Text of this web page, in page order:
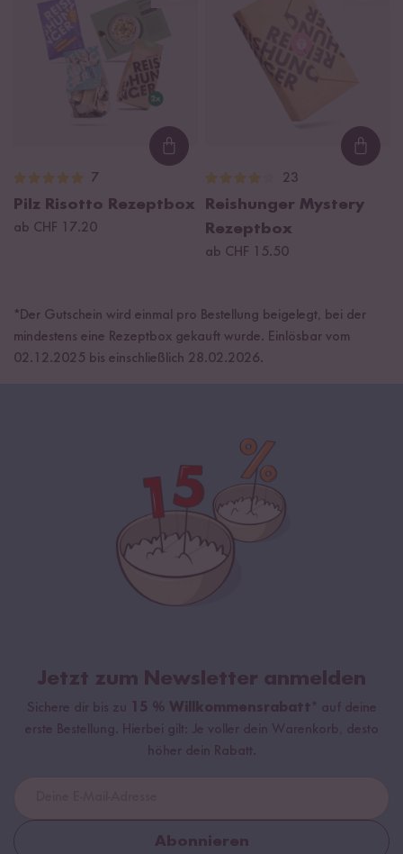
Loading...
7
Pilz Risotto Rezeptbox
ab CHF 17.20
23
Reishunger Mystery
Rezeptbox
ab CHF 15.50
*Der Gutschein wird einmal pro Bestellung beigelegt, bei der
mindestens eine Rezeptbox gekauft wurde. Einlösbar vom
02.12.2025 bis einschließlich 28.02.2026.
Jetzt zum Newsletter anmelden
Sichere dir bis zu 15 % Willkommensrabatt* auf deine
erste Bestellung. Hierbei gilt: Je voller dein Warenkorb, desto
höher dein Rabatt.
Abonnieren